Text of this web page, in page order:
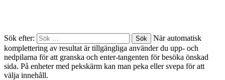
Sök efter:
När automatisk
komplettering av resultat är tillgängliga använder du upp- och
nedpilarna för att granska och enter-tangenten för besöka önskad
sida. På enheter med pekskärm kan man peka eller svepa för att
välja innehåll.